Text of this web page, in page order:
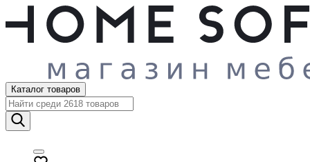
Каталог товаров